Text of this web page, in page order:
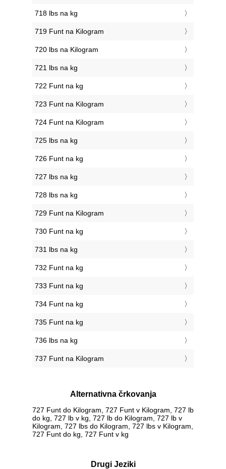
718 lbs na kg
719 Funt na Kilogram
720 lbs na Kilogram
721 lbs na kg
722 Funt na kg
723 Funt na Kilogram
724 Funt na Kilogram
725 lbs na kg
726 Funt na kg
727 lbs na kg
728 lbs na kg
729 Funt na Kilogram
730 Funt na kg
731 lbs na kg
732 Funt na kg
733 Funt na kg
734 Funt na kg
735 Funt na kg
736 lbs na kg
737 Funt na Kilogram
Alternativna črkovanja
727 Funt do Kilogram, 727 Funt v Kilogram, 727 lb
do kg, 727 lb v kg, 727 lb do Kilogram, 727 lb v
Kilogram, 727 lbs do Kilogram, 727 lbs v Kilogram,
727 Funt do kg, 727 Funt v kg
Drugi Jeziki